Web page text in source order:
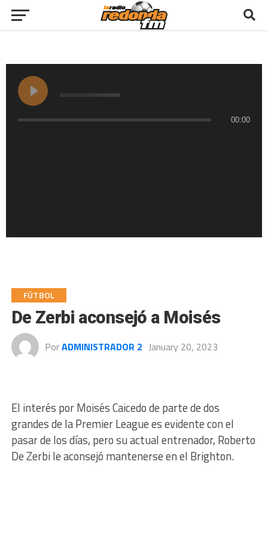
00:00
FÚTBOL
De Zerbi aconsejó a Moisés
PorADMINISTRADOR 2 January 20, 2023
El interés por Moisés Caicedo de parte de dos
grandes de la Premier League es evidente con el
pasar de los días, pero su actual entrenador, Roberto
De Zerbi le aconsejó mantenerse en el Brighton.